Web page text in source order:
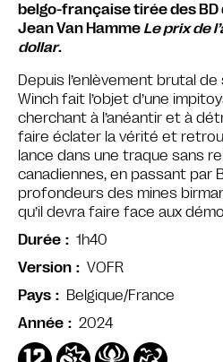
belgo-française tirée des BD
Jean Van Hamme Le prix de
dollar.
Depuis l’enlèvement brutal
Winch fait l’objet d’une
cherchant à l’anéantir et à
faire éclater la vérité et
lance dans une traque sans
canadiennes, en passant par
profondeurs des mines
qu’il devra faire face aux
Durée
1h40
Version
VOFR
Pays
Belgique/France
Année
2024